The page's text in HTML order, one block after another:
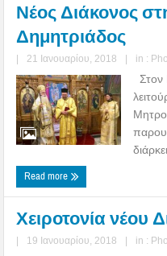
Νέος Διάκονος
Δημητριάδος
| 21 Ιανουαρίου, 2018 | in :
Στον
Read more
Χειροτονία νέου
| 19 Ιανουαρίου, 2018 | in :